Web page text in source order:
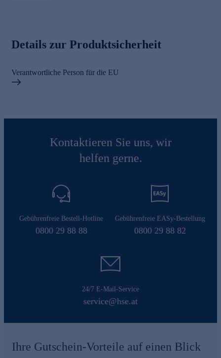
Details zur Produktsicherheit
Verantwortliche Person für die EU
Kontaktieren Sie uns, wir
helfen gerne.
Gebührenfreie Bestell-Hotline
0800 29 88 88
Gebührenfreie EASy-Bestellung
0800 29 88 82
24/7 E-Mail-Service
service@hse.at
Ihre Gutschein-Vorteile auf einen Blick